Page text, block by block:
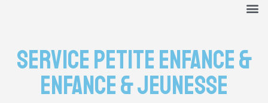
Service petite enfance &
enfance & jeunesse